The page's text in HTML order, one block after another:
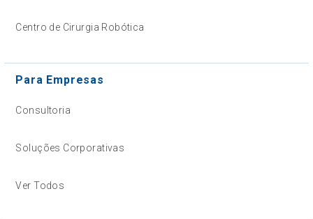
Centro de Cirurgia Robótica
Para Empresas
Consultoria
Soluções Corporativas
Ver Todos